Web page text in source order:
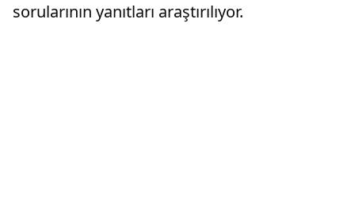
sorularının yanıtları araştırılıyor.